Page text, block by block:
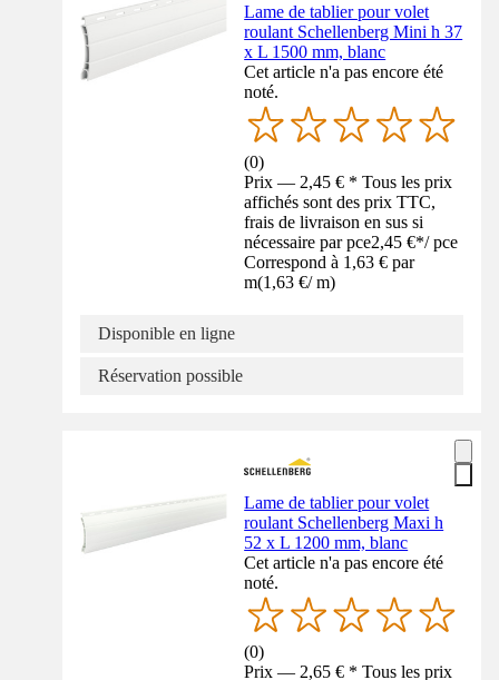
Lame de tablier pour volet
roulant Schellenberg Mini h 37
x L 1500 mm, blanc
Cet article n'a pas encore été
noté.
(0)
Prix — 2,45 € * Tous les prix
affichés sont des prix TTC,
frais de livraison en sus si
nécessaire par pce2,45 €*/ pce
Correspond à 1,63 € par
m(1,63 €/ m)
Disponible en ligne
Réservation possible
Lame de tablier pour volet
roulant Schellenberg Maxi h
52 x L 1200 mm, blanc
Cet article n'a pas encore été
noté.
(0)
Prix — 2,65 € * Tous les prix